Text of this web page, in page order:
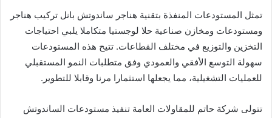
تمثل المستودعات المنفذة بتقنية هناجر ساندوتش بانل تركيب هناجر
ومستودعات ومخازن صناعية حلا لوجستيا متكاملا يلبي احتياجات
التخزين والتوزيع في مختلف القطاعات. تتيح هذه المستودعات
سهولة التوسع الأفقي والعمودي وفق متطلبات النمو المستقبلي
للعمليات التشغيلية، مما يجعلها استثمارا مرنا وقابلا للتطوير.
تتولى شركة حاتم للمقاولات العامة تنفيذ مستودعات الساندوتش